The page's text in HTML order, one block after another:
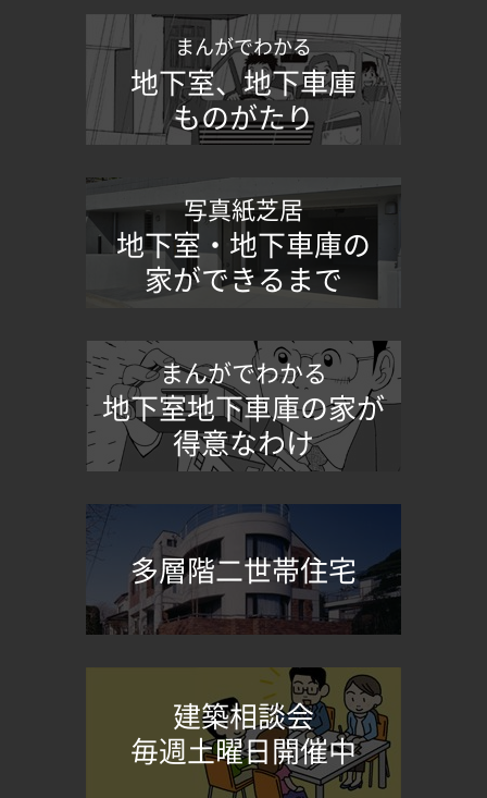
まんがでわかる
地下室、地下車庫
ものがたり
写真紙芝居
地下室・地下車庫の
家ができるまで
まんがでわかる
地下室地下車庫の家が
得意なわけ
多層階二世帯住宅
建築相談会
毎週土曜日開催中